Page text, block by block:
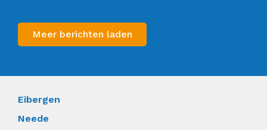
Meer berichten laden
Eibergen
Neede